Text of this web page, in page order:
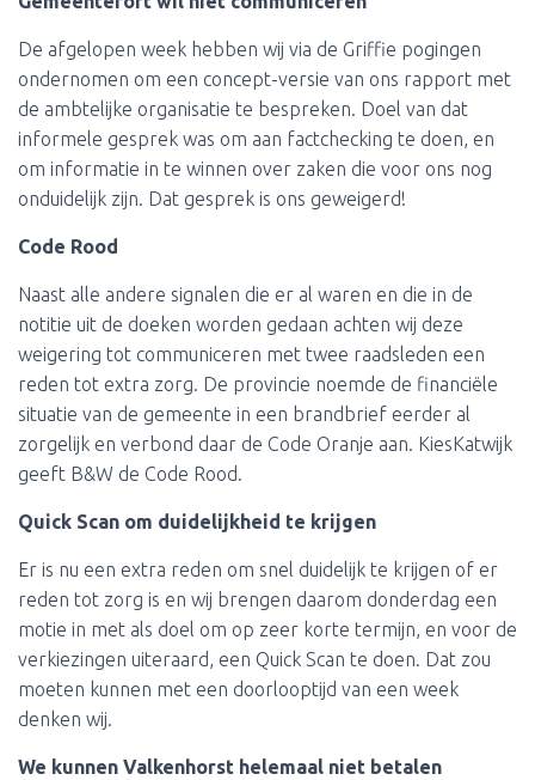
De afgelopen week hebben wij via de Griffie pogingen
ondernomen om een concept-versie van ons rapport met
de ambtelijke organisatie te bespreken. Doel van dat
informele gesprek was om aan factchecking te doen, en
om informatie in te winnen over zaken die voor ons nog
onduidelijk zijn. Dat gesprek is ons geweigerd!
Code Rood
Naast alle andere signalen die er al waren en die in de
notitie uit de doeken worden gedaan achten wij deze
weigering tot communiceren met twee raadsleden een
reden tot extra zorg. De provincie noemde de financiële
situatie van de gemeente in een brandbrief eerder al
zorgelijk en verbond daar de Code Oranje aan. KiesKatwijk
geeft B&W de Code Rood.
Quick Scan om duidelijkheid te krijgen
Er is nu een extra reden om snel duidelijk te krijgen of er
reden tot zorg is en wij brengen daarom donderdag een
motie in met als doel om op zeer korte termijn, en voor de
verkiezingen uiteraard, een Quick Scan te doen. Dat zou
moeten kunnen met een doorlooptijd van een week
denken wij.
We kunnen Valkenhorst helemaal niet betalen